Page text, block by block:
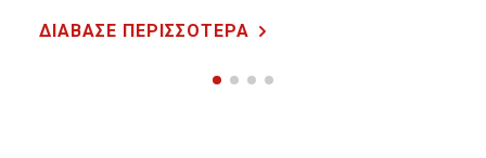
ΔΙΑΒΑΣΕ ΠΕΡΙΣΣΟΤΕΡΑ